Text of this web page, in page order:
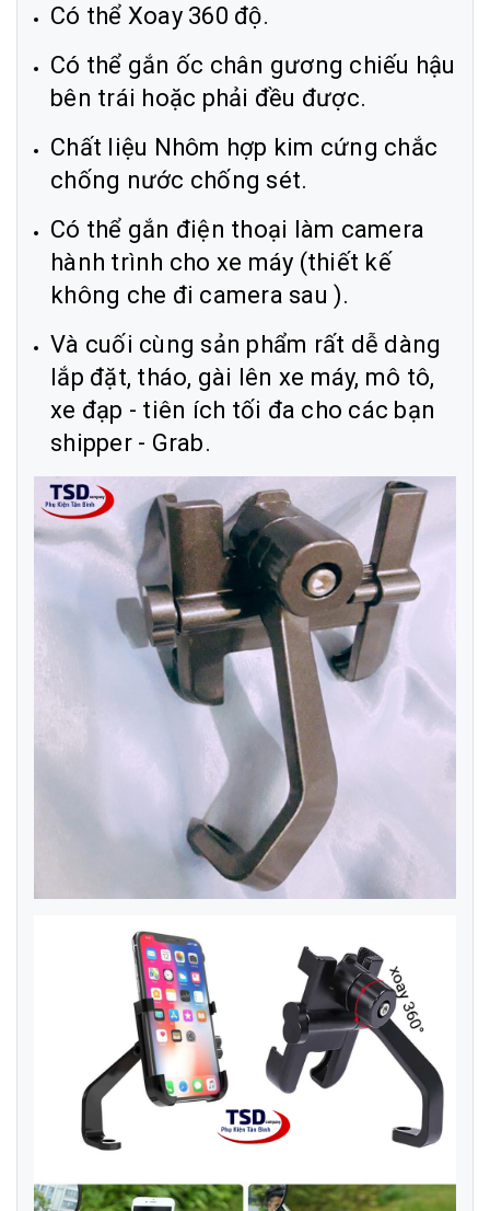
Có thể Xoay 360 độ.
Có thể gắn ốc chân gương chiếu hậu
bên trái hoặc phải đều được.
Chất liệu Nhôm hợp kim cứng chắc
chống nước chống sét.
Có thể gắn điện thoại làm camera
hành trình cho xe máy (thiết kế
không che đi camera sau ).
Và cuối cùng sản phẩm rất dễ dàng
lắp đặt, tháo, gài lên xe máy, mô tô,
xe đạp - tiên ích tối đa cho các bạn
shipper - Grab.